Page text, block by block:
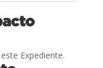
Expediente.